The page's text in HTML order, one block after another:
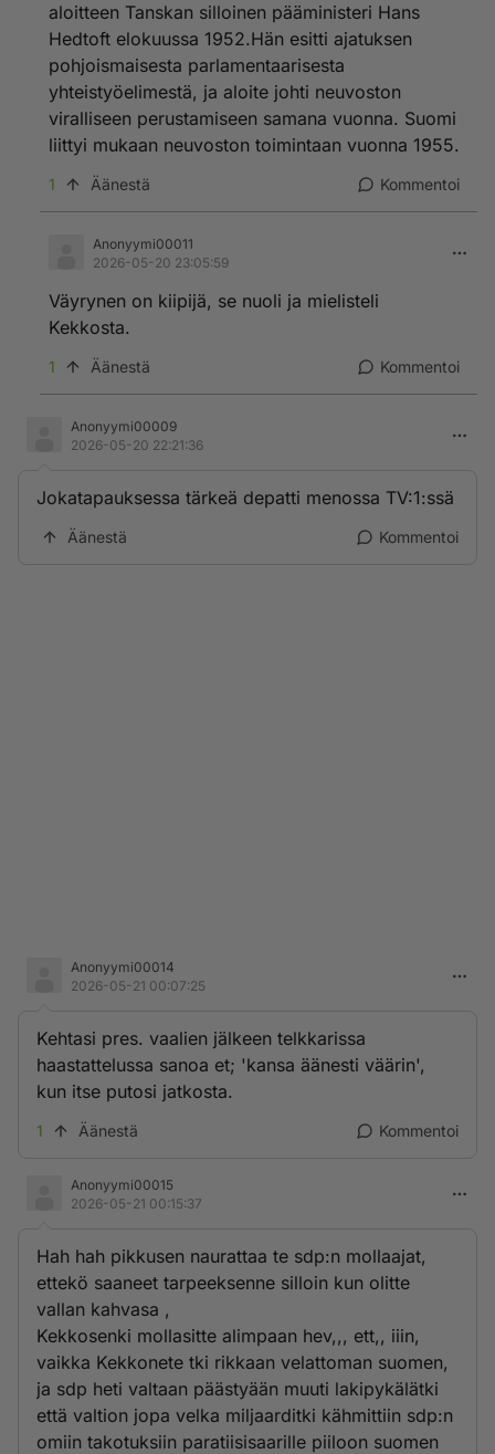
aloitteen Tanskan silloinen pääministeri Hans
Hedtoft elokuussa 1952.Hän esitti ajatuksen
pohjoismaisesta parlamentaarisesta
yhteistyöelimestä, ja aloite johti neuvoston
viralliseen perustamiseen samana vuonna. Suomi
liittyi mukaan neuvoston toimintaan vuonna 1955.
1 Äänestä Kommentoi
Anonyymi00011
2026-05-20 23:05:59
Väyrynen on kiipijä, se nuoli ja mielisteli
Kekkosta.
1 Äänestä Kommentoi
Anonyymi00009
2026-05-20 22:21:36
Jokatapauksessa tärkeä depatti menossa TV:1:ssä
Äänestä Kommentoi
Anonyymi00014
2026-05-21 00:07:25
Kehtasi pres. vaalien jälkeen telkkarissa
haastattelussa sanoa et; 'kansa äänesti väärin',
kun itse putosi jatkosta.
1 Äänestä Kommentoi
Anonyymi00015
2026-05-21 00:15:37
Hah hah pikkusen naurattaa te sdp:n mollaajat,
ettekö saaneet tarpeeksenne silloin kun olitte
vallan kahvasa ,
Kekkosenki mollasitte alimpaan hev,,, ett,, iiin,
vaikka Kekkonete tki rikkaan velattoman suomen,
ja sdp heti valtaan päästyään muuti lakipykälätki
että valtion jopa velka miljaarditki kähmittiin sdp:n
omiin takotuksiin paratiisisaarille piiloon suomen